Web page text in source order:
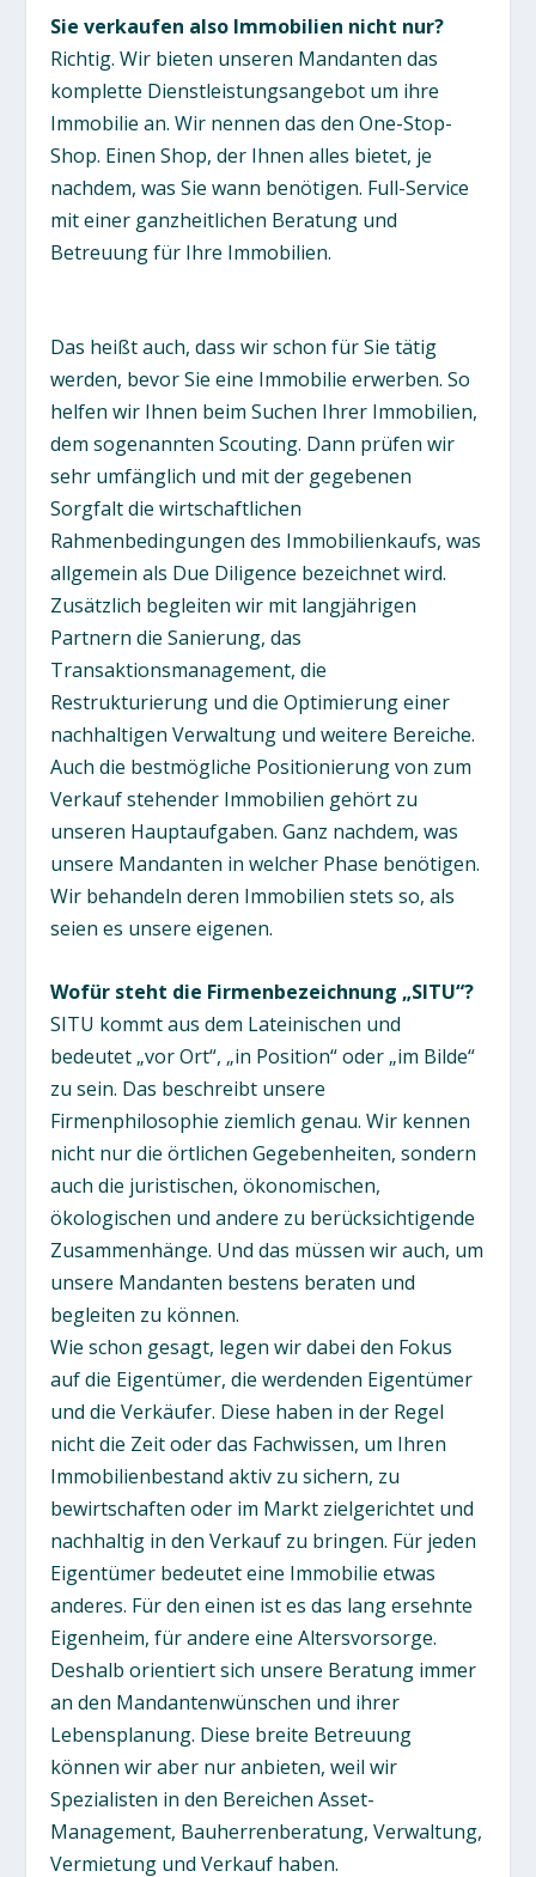
Sie verkaufen also Immobilien nicht nur?
Richtig. Wir bieten unseren Mandanten das
komplette Dienstleistungsangebot um ihre
Immobilie an. Wir nennen das den One-Stop-
Shop. Einen Shop, der Ihnen alles bietet, je
nachdem, was Sie wann benötigen. Full-Service
mit einer ganzheitlichen Beratung und
Betreuung für Ihre Immobilien.
Das heißt auch, dass wir schon für Sie tätig
werden, bevor Sie eine Immobilie erwerben. So
helfen wir Ihnen beim Suchen Ihrer Immobilien,
dem sogenannten Scouting. Dann prüfen wir
sehr umfänglich und mit der gegebenen
Sorgfalt die wirtschaftlichen
Rahmenbedingungen des Immobilienkaufs, was
allgemein als Due Diligence bezeichnet wird.
Zusätzlich begleiten wir mit langjährigen
Partnern die Sanierung, das
Transaktionsmanagement, die
Restrukturierung und die Optimierung einer
nachhaltigen Verwaltung und weitere Bereiche.
Auch die bestmögliche Positionierung von zum
Verkauf stehender Immobilien gehört zu
unseren Hauptaufgaben. Ganz nachdem, was
unsere Mandanten in welcher Phase benötigen.
Wir behandeln deren Immobilien stets so, als
seien es unsere eigenen.
Wofür steht die Firmenbezeichnung „SITU“?
SITU kommt aus dem Lateinischen und
bedeutet „vor Ort“, „in Position“ oder „im Bilde“
zu sein. Das beschreibt unsere
Firmenphilosophie ziemlich genau. Wir kennen
nicht nur die örtlichen Gegebenheiten, sondern
auch die juristischen, ökonomischen,
ökologischen und andere zu berücksichtigende
Zusammenhänge. Und das müssen wir auch, um
unsere Mandanten bestens beraten und
begleiten zu können.
Wie schon gesagt, legen wir dabei den Fokus
auf die Eigentümer, die werdenden Eigentümer
und die Verkäufer. Diese haben in der Regel
nicht die Zeit oder das Fachwissen, um Ihren
Immobilienbestand aktiv zu sichern, zu
bewirtschaften oder im Markt zielgerichtet und
nachhaltig in den Verkauf zu bringen. Für jeden
Eigentümer bedeutet eine Immobilie etwas
anderes. Für den einen ist es das lang ersehnte
Eigenheim, für andere eine Altersvorsorge.
Deshalb orientiert sich unsere Beratung immer
an den Mandantenwünschen und ihrer
Lebensplanung. Diese breite Betreuung
können wir aber nur anbieten, weil wir
Spezialisten in den Bereichen Asset-
Management, Bauherrenberatung, Verwaltung,
Vermietung und Verkauf haben.